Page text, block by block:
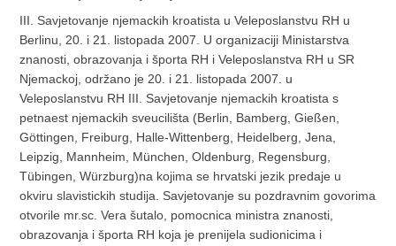
III. Savjetovanje njemackih kroatista u Veleposlanstvu RH u
Berlinu, 20. i 21. listopada 2007. U organizaciji Ministarstva
znanosti, obrazovanja i športa RH i Veleposlanstva RH u SR
Njemackoj, održano je 20. i 21. listopada 2007. u
Veleposlanstvu RH III. Savjetovanje njemackih kroatista s
petnaest njemackih sveucilišta (Berlin, Bamberg, Gießen,
Göttingen, Freiburg, Halle-Wittenberg, Heidelberg, Jena,
Leipzig, Mannheim, München, Oldenburg, Regensburg,
Tübingen, Würzburg)na kojima se hrvatski jezik predaje u
okviru slavistickih studija. Savjetovanje su pozdravnim govorima
otvorile mr.sc. Vera šutalo, pomocnica ministra znanosti,
obrazovanja i športa RH koja je prenijela sudionicima i